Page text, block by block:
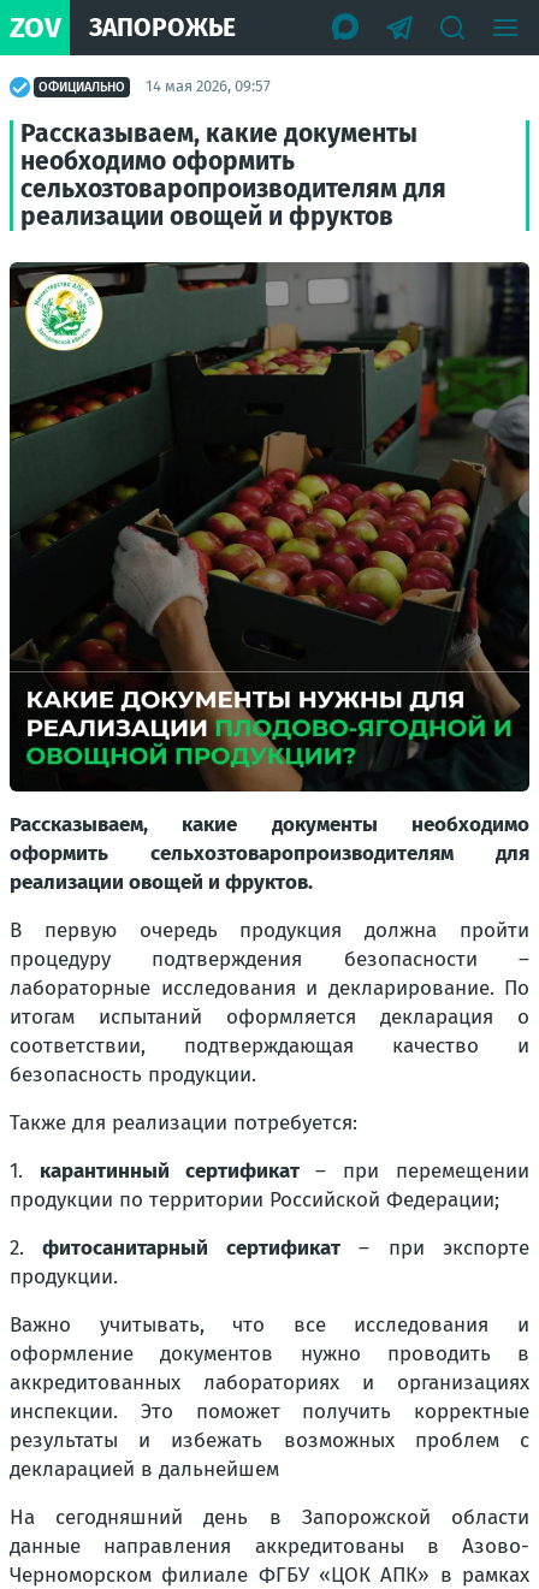
ZOV ЗАПОРОЖЬЕ
ОФИЦИАЛЬНО 14 мая 2026, 09:57
Рассказываем, какие документы
необходимо оформить
сельхозтоваропроизводителям для
реализации овощей и фруктов
Рассказываем, какие документы необходимо
оформить сельхозтоваропроизводителям для
реализации овощей и фруктов.
В первую очередь продукция должна пройти
процедуру подтверждения безопасности –
лабораторные исследования и декларирование. По
итогам испытаний оформляется декларация о
соответствии, подтверждающая качество и
безопасность продукции.
Также для реализации потребуется:
1. карантинный сертификат – при перемещении
продукции по территории Российской Федерации;
2.фитосанитарный сертификат– при экспорте
продукции.
Важно учитывать, что все исследования и
оформление документов нужно проводить в
аккредитованных лабораториях и организациях
инспекции. Это поможет получить корректные
результаты и избежать возможных проблем с
декларацией в дальнейшем
На сегодняшний день в Запорожской области
данные направления аккредитованы в Азово-
Черноморском филиале ФГБУ «ЦОК АПК» в рамках